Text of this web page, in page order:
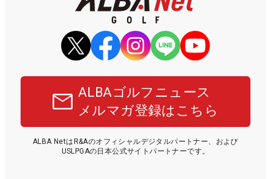
ALBAゴルフニュース
メルマガ登録はこちら
ALBA NetはR&Aのオフィシャルデジタルパートナー、および
USLPGAの日本公式サイトパートナーです。